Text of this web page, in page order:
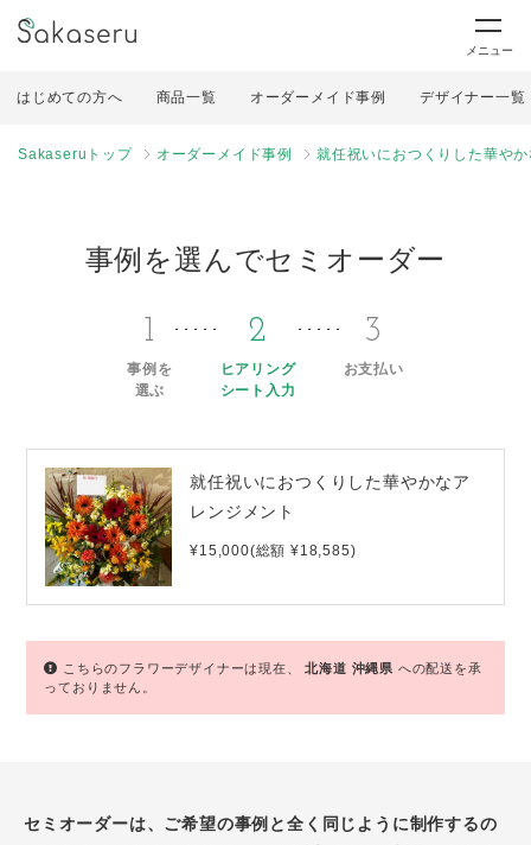
メニュー
はじめての方へ 商品一覧 オーダーメイド事例 デザイナー一覧
Sakaseruトップ オーダーメイド事例 就任祝いにおつくりした華や
事例を選んでセミオーダー
1
事例を
選ぶ
2
ヒアリング
シート入力
3
お支払い
就任祝いにおつくりした華やかなア
レンジメント
¥15,000(総額 ¥18,585)
こちらのフラワーデザイナーは現在、北海道 沖縄県 への配送を承
っておりません。
セミオーダーは、ご希望の事例と全く同じように制作するの